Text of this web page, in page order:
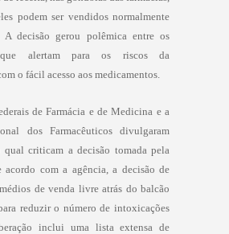
podem ser vendidos normalmente
decisão gerou polêmica entre os
que alertam para os riscos da
o fácil acesso aos medicamentos.
de Farmácia e de Medicina e a
dos Farmacêuticos divulgaram
criticam a decisão tomada pela
acordo com a agência, a decisão de
de venda livre atrás do balcão
reduzir o número de intoxicações
inclui uma lista extensa de